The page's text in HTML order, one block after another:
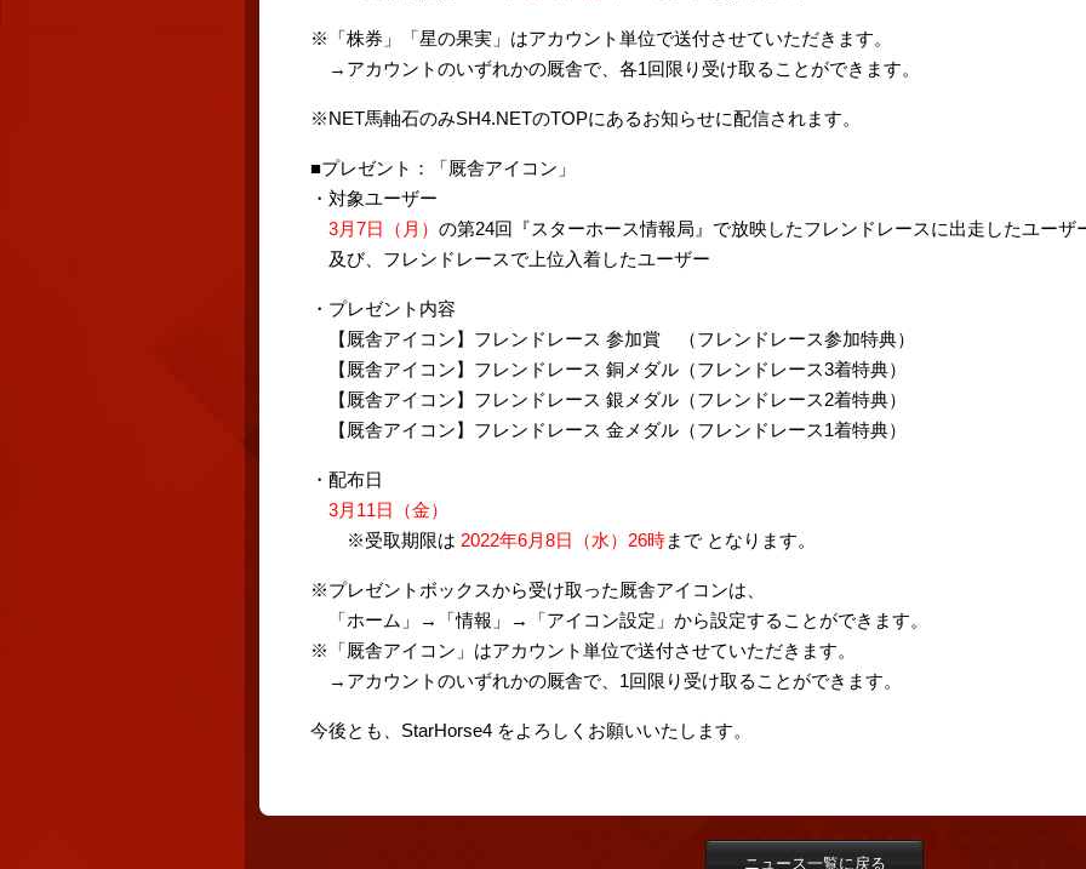
※「株券」「星の果実」はアカウント単位で送付させていただきます。
→アカウントのいずれかの厩舎で、各1回限り受け取ることができます。
※NET馬軸石のみSH4.NETのTOPにあるお知らせに配信されます。
■プレゼント：「厩舎アイコン」
・対象ユーザー
3月7日（月） の第24回『スターホース情報局』で放映したフレンドレースに出走したユーザ
及び、フレンドレースで上位入着したユーザー
・プレゼント内容
【厩舎アイコン】フレンドレース 参加賞 （フレンドレース参加特典）
【厩舎アイコン】フレンドレース 銅メダル（フレンドレース3着特典）
【厩舎アイコン】フレンドレース 銀メダル（フレンドレース2着特典）
【厩舎アイコン】フレンドレース 金メダル（フレンドレース1着特典）
・配布日
3月11日（金）
※受取期限は 2022年6月8日（水）26時まで となります。
※プレゼントボックスから受け取った厩舎アイコンは、
「ホーム」→「情報」→「アイコン設定」から設定することができます。
※「厩舎アイコン」はアカウント単位で送付させていただきます。
→アカウントのいずれかの厩舎で、1回限り受け取ることができます。
今後とも、StarHorse4 をよろしくお願いいたします。
ニュース一覧に戻る